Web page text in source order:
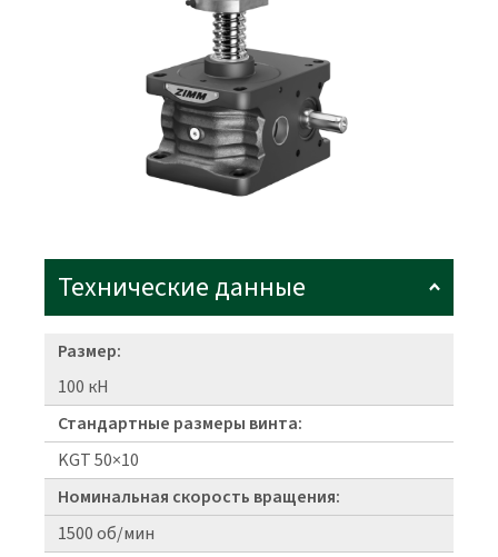
Технические данные
Размер:
100 кН
Стандартные размеры винта:
KGT 50×10
Номинальная скорость вращения:
1500 об/мин